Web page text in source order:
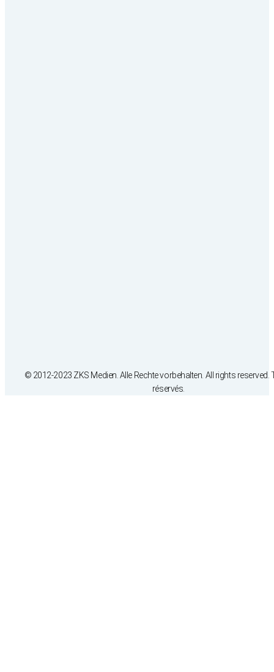
© 2012-2023 ZKS Medien. Alle Rechte vorbehalten. All rights reserved.
réservés.